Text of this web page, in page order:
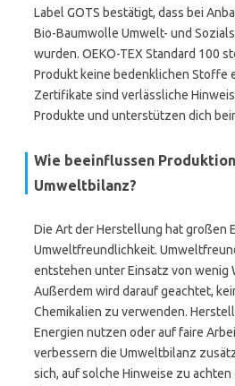
Label GOTS bestätigt, dass bei
Bio-Baumwolle Umwelt- und
wurden. OEKO-TEX Standard 100
Produkt keine bedenklichen Stoffe
Zertifikate sind verlässliche
Produkte und unterstützen dich
Wie beeinflussen
Umweltbilanz?
Die Art der Herstellung hat großen
Umweltfreundlichkeit.
entstehen unter Einsatz von wenig
Außerdem wird darauf geachtet,
Chemikalien zu verwenden.
Energien nutzen oder auf faire
verbessern die Umweltbilanz
sich, auf solche Hinweise zu